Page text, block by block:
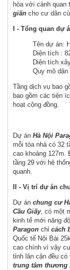
hòa với cảnh quan
giãn cho cư dân
I - Tổng quan dự
Tên dự án:
Diện tích :
Diện tích
Quy mô
Tầng dịch vụ bao
bao gồm các tiện
hoạt cộng đồng.
Dự án Hà Nội
mỗi tòa nhà có 32
cao khoảng 127m.
tầng 29 với hệ
quanh.
II - Vị trí dự án
Dự án chung cư
Cầu Giấy, có một
kinh tế mới năng
Paragon chỉ cách
Quốc tế Nội Bài
cao chính vì vậy
tỉnh lân cận đều
trung tâm thương